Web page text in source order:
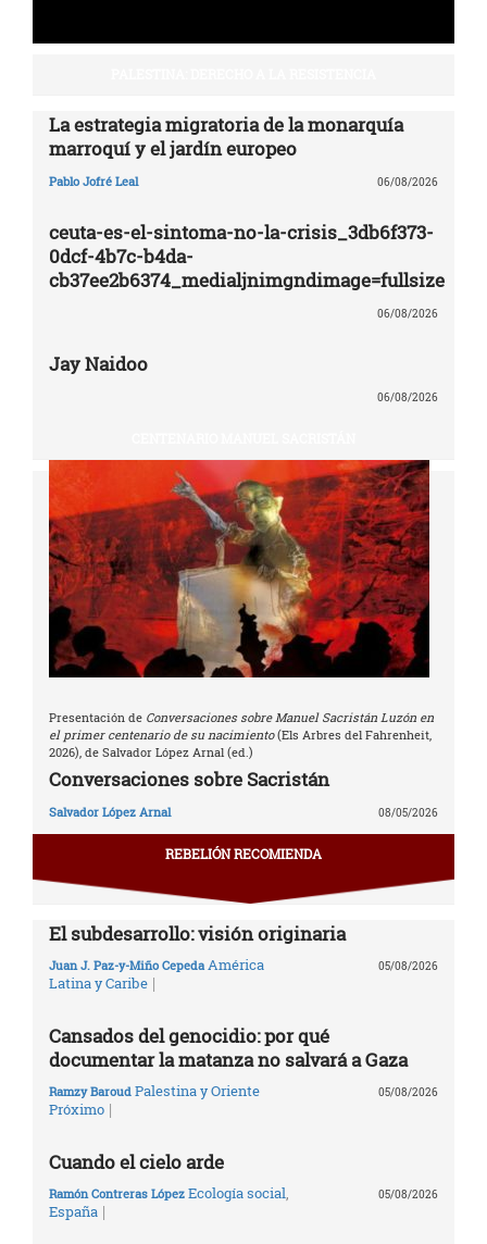
La estrategia migratoria de la monarquía
marroquí y el jardín europeo
Pablo Jofré Leal 06/08/2026
ceuta-es-el-sintoma-no-la-crisis_3db6f373-
0dcf-4b7c-b4da-
cb37ee2b6374_medialjnimgndimage=fullsize
06/08/2026
Jay Naidoo
06/08/2026
Presentación de Conversaciones sobre Manuel Sacristán Luzón en
el primer centenario de su nacimiento(Els Arbres del Fahrenheit,
2026), de Salvador López Arnal (ed.)
Conversaciones sobre Sacristán
Salvador López Arnal 08/05/2026
REBELIÓN RECOMIENDA
El subdesarrollo: visión originaria
Juan J. Paz-y-Miño Cepeda América
Latina y Caribe |
05/08/2026
Cansados del genocidio: por qué
documentar la matanza no salvará a Gaza
Ramzy Baroud Palestina y Oriente
Próximo |
05/08/2026
Cuando el cielo arde
Ramón Contreras López Ecología social,
España |
05/08/2026